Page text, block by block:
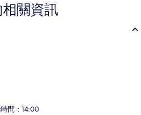
關資訊
間：14:00